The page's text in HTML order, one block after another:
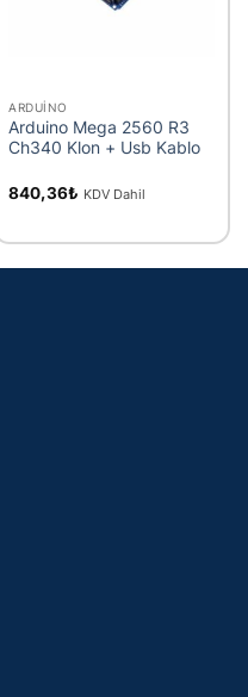
ARDUINO
Arduino Mega 2560 R3
Ch340 Klon + Usb Kablo
840,36₺ KDV Dahil